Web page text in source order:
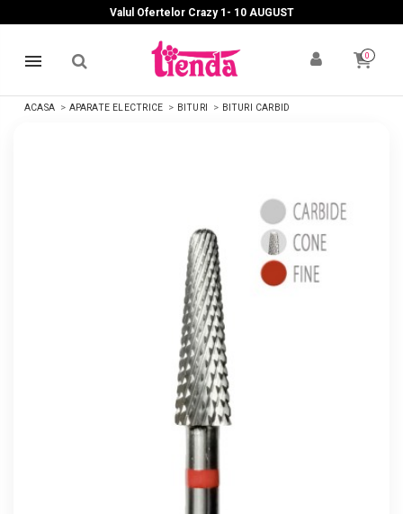
Valul Ofertelor Crazy 1- 10 AUGUST
0
ACASA APARATE ELECTRICE BITURI BITURI CARBID